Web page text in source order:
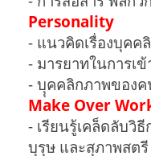
Personality
- แนวคิดเรื่องบุคค
- มารยาทในการเ
- บุุคคลิกภาพของ
Make Over
- เรียนรู้เคล็ดลับวิ
บุรุษ และสุภาพสตรี